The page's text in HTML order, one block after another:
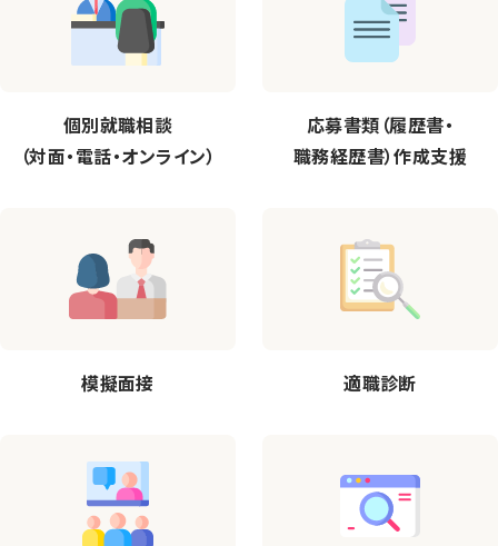
個別就職相談
（対面・電話・オンライン）
応募書類（履歴書・
職務経歴書）作成支援
模擬面接 適職診断